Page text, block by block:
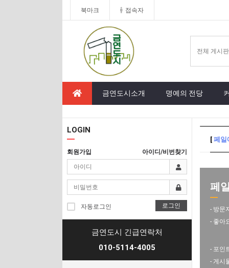
북마크 접속자
금연도시소개 명예의 전당
LOGIN
회원가입 아이디/비번찾기
자동로그인 로그인
금연도시 긴급연락처
010-5114-4005
[ 페일
페
- 방문
- 좋아
- 포인
- 게시